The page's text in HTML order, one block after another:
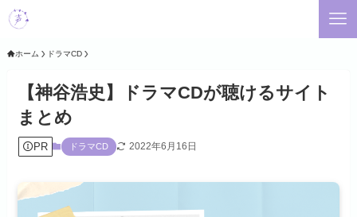
ホーム ドラマCD
【神谷浩史】ドラマCDが聴けるサイト
まとめ
PR ドラマCD 2022年6月16日